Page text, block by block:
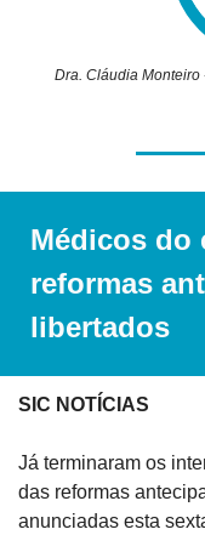
Dra. Cláudia Monteiro
Médicos do
reformas
libertados
SIC NOTÍCIAS
Já terminaram os
das reformas
anunciadas esta